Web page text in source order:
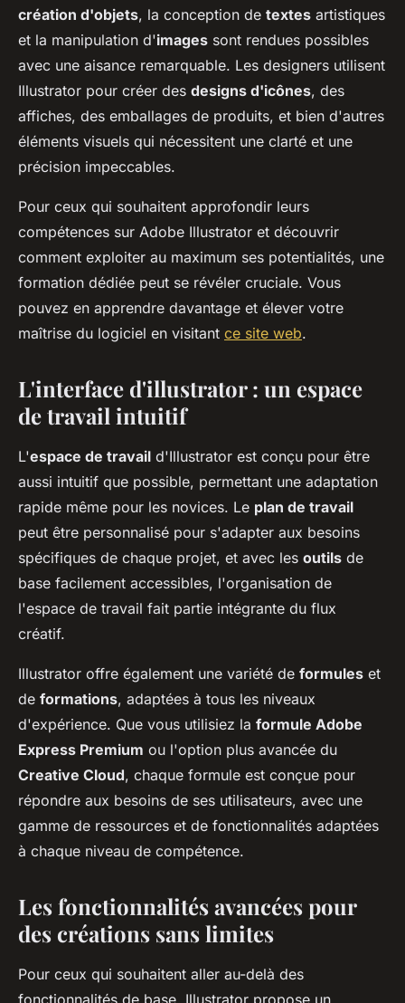
création d'objets, la conception de textes artistiques
et la manipulation d'images sont rendues possibles
avec une aisance remarquable. Les designers utilisent
Illustrator pour créer des designs d'icônes, des
affiches, des emballages de produits, et bien d'autres
éléments visuels qui nécessitent une clarté et une
précision impeccables.
Pour ceux qui souhaitent approfondir leurs
compétences sur Adobe Illustrator et découvrir
comment exploiter au maximum ses potentialités, une
formation dédiée peut se révéler cruciale. Vous
pouvez en apprendre davantage et élever votre
maîtrise du logiciel en visitant ce site web.
L'interface d'illustrator : un espace
de travail intuitif
L'espace de travail d'Illustrator est conçu pour être
aussi intuitif que possible, permettant une adaptation
rapide même pour les novices. Le plan de travail
peut être personnalisé pour s'adapter aux besoins
spécifiques de chaque projet, et avec les outils de
base facilement accessibles, l'organisation de
l'espace de travail fait partie intégrante du flux
créatif.
Illustrator offre également une variété de formules et
de formations, adaptées à tous les niveaux
d'expérience. Que vous utilisiez la formule Adobe
Express Premium ou l'option plus avancée du
Creative Cloud, chaque formule est conçue pour
répondre aux besoins de ses utilisateurs, avec une
gamme de ressources et de fonctionnalités adaptées
à chaque niveau de compétence.
Les fonctionnalités avancées pour
des créations sans limites
Pour ceux qui souhaitent aller au-delà des
fonctionnalités de base, Illustrator propose un